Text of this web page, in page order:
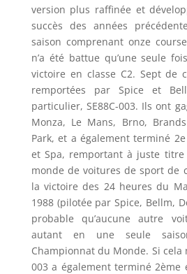
version plus raffinée et
succès des années
saison comprenant onze
n’a été battue qu’une seule
victoire en classe C2. Sept de
remportées par Spice et
particulier, SE88C-003. Ils ont
Monza, Le Mans, Brno,
Park, et a également terminé
et Spa, remportant à juste
monde de voitures de sport de
la victoire des 24 heures du
1988 (pilotée par Spice, Bellm,
probable qu’aucune autre
autant en une seule
Championnat du Monde. Si cela
003 a également terminé 2ème